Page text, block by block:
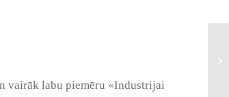
vairāk labu piemēru «Industrijai